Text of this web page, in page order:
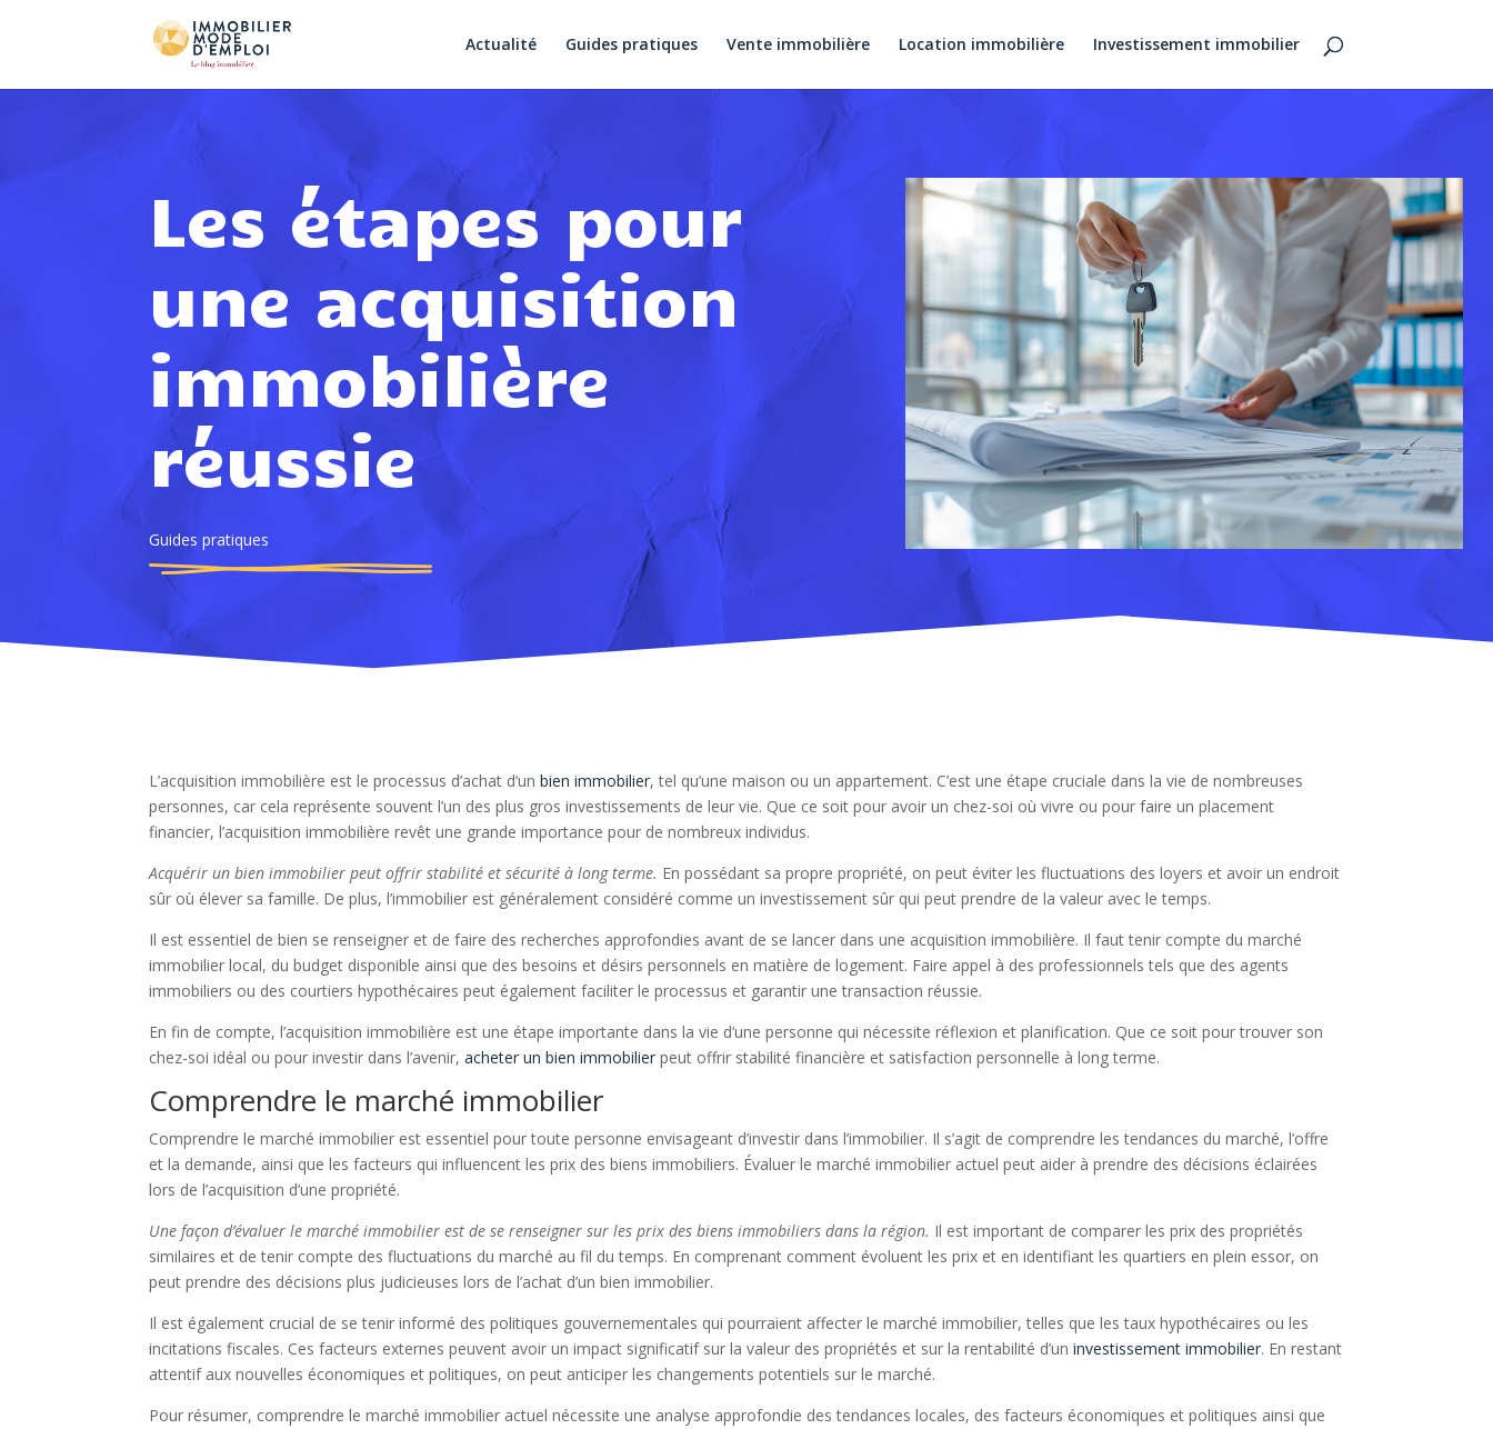
Actualité Guides pratiques Vente immobilière Location immobilière Investissement immobilier
Les étapes pour
une acquisition
immobilière
réussie
Guides pratiques
L’acquisition immobilière est le processus d’achat d’unbien immobilier, tel qu’une maison ou un appartement. C’est une étape cruciale dans la vie de nombreuses
personnes, car cela représente souvent l’un des plus gros investissements de leur vie. Que ce soit pour avoir un chez-soi où vivre ou pour faire un placement
financier, l’acquisition immobilière revêt une grande importance pour de nombreux individus.
Acquérir un bien immobilier peut offrir stabilité et sécurité à long terme. En possédant sa propre propriété, on peut éviter les fluctuations des loyers et avoir un endroit
sûr où élever sa famille. De plus, l’immobilier est généralement considéré comme un investissement sûr qui peut prendre de la valeur avec le temps.
Il est essentiel de bien se renseigner et de faire des recherches approfondies avant de se lancer dans une acquisition immobilière. Il faut tenir compte du marché
immobilier local, du budget disponible ainsi que des besoins et désirs personnels en matière de logement. Faire appel à des professionnels tels que des agents
immobiliers ou des courtiers hypothécaires peut également faciliter le processus et garantir une transaction réussie.
En fin de compte, l’acquisition immobilière est une étape importante dans la vie d’une personne qui nécessite réflexion et planification. Que ce soit pour trouver son
chez-soi idéal ou pour investir dans l’avenir,acheter un bien immobilier peut offrir stabilité financière et satisfaction personnelle à long terme.
Comprendre le marché immobilier
Comprendre le marché immobilier est essentiel pour toute personne envisageant d’investir dans l’immobilier. Il s’agit de comprendre les tendances du marché, l’offre
et la demande, ainsi que les facteurs qui influencent les prix des biens immobiliers. Évaluer le marché immobilier actuel peut aider à prendre des décisions éclairées
lors de l’acquisition d’une propriété.
Une façon d’évaluer le marché immobilier est de se renseigner sur les prix des biens immobiliers dans la région. Il est important de comparer les prix des propriétés
similaires et de tenir compte des fluctuations du marché au fil du temps. En comprenant comment évoluent les prix et en identifiant les quartiers en plein essor, on
peut prendre des décisions plus judicieuses lors de l’achat d’un bien immobilier.
Il est également crucial de se tenir informé des politiques gouvernementales qui pourraient affecter le marché immobilier, telles que les taux hypothécaires ou les
incitations fiscales. Ces facteurs externes peuvent avoir un impact significatif sur la valeur des propriétés et sur la rentabilité d’uninvestissement immobilier. En restant
attentif aux nouvelles économiques et politiques, on peut anticiper les changements potentiels sur le marché.
Pour résumer, comprendre le marché immobilier actuel nécessite une analyse approfondie des tendances locales, des facteurs économiques et politiques ainsi que